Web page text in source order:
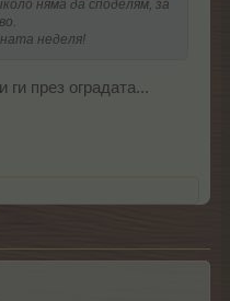
няма да споделям, за
неделя!
през оградата...